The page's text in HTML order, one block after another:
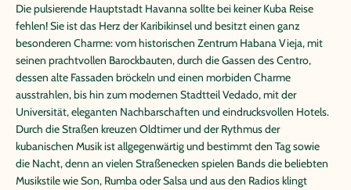
Die pulsierende Hauptstadt Havanna sollte bei keiner Kuba Reise
fehlen! Sie ist das Herz der Karibikinsel und besitzt einen ganz
besonderen Charme: vom historischen Zentrum Habana Vieja, mit
seinen prachtvollen Barockbauten, durch die Gassen des Centro,
dessen alte Fassaden bröckeln und einen morbiden Charme
ausstrahlen, bis hin zum modernen Stadtteil Vedado, mit der
Universität, eleganten Nachbarschaften und eindrucksvollen Hotels.
Durch die Straßen kreuzen Oldtimer und der Rythmus der
kubanischen Musik ist allgegenwärtig und bestimmt den Tag sowie
die Nacht, denn an vielen Straßenecken spielen Bands die beliebten
Musikstile wie Son, Rumba oder Salsa und aus den Radios klingt